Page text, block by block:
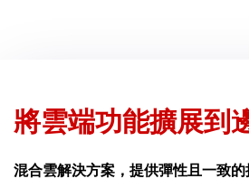
將雲端功能擴展到
混合雲解決方案，提供彈性且一致的